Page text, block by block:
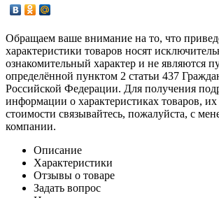
Обращаем ваше внимание на то, что
характеристики товаров носят
ознакомительный характер и не являются
определённой пунктом 2 статьи 437
Российской Федерации. Для получения
информации о характеристиках товаров,
стоимости связывайтесь, пожалуйста, с
компании.
Описание
Характеристики
Отзывы о товаре
Задать вопрос